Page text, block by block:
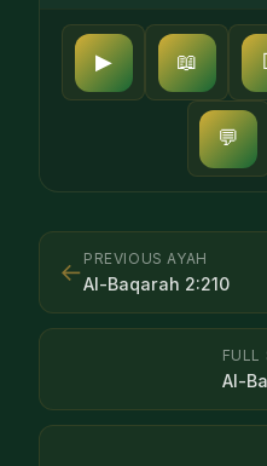
▶ 📖
💬
← PREVIOUS AYAH
Al-Baqarah 2:210
FULL
Al-